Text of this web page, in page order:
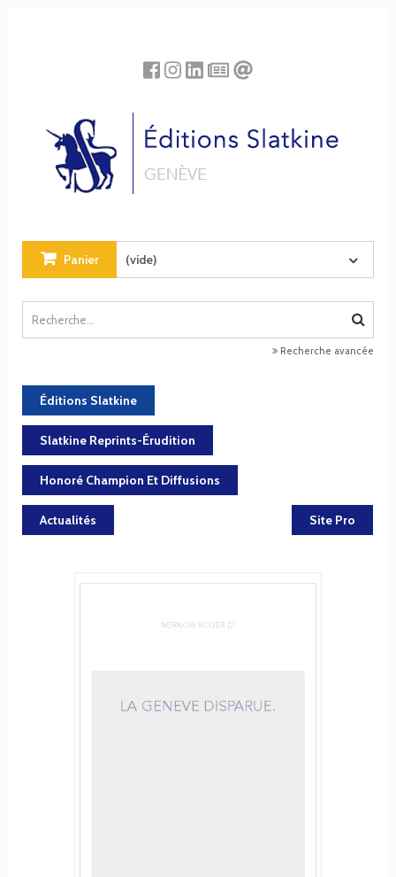
Panier (vide)
Recherche avancée
Éditions Slatkine
Slatkine Reprints-Érudition
Honoré Champion Et Diffusions
Actualités Site Pro